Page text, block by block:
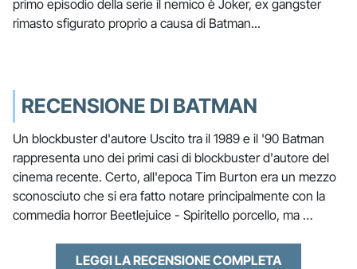
primo episodio della serie il nemico è Joker, ex gangster
rimasto sfigurato proprio a causa di Batman...
RECENSIONE DI BATMAN
Un blockbuster d'autore Uscito tra il 1989 e il '90 Batman
rappresenta uno dei primi casi di blockbuster d'autore del
cinema recente. Certo, all'epoca Tim Burton era un mezzo
sconosciuto che si era fatto notare principalmente con la
commedia horror Beetlejuice - Spiritello porcello, ma …
LEGGI LA RECENSIONE COMPLETA